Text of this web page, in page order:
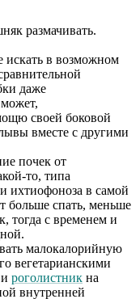
размачивать.
в возможном
даже
своей боковой
вместе с другими
почек от
то, типа
ихтиофоноза в самой
больше спать, меньше
тогда с временем и
малокалорийную
вегетарианскими
роголистник на
внутренней